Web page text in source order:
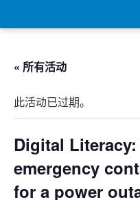
« 所有活动
此活动已过期。
Digital
emergency
for a power